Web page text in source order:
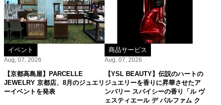
イベント
Aug, 07, 2026
【京都高島屋】PARCELLE
JEWELRY 京都店、8月のジュエリ
ーイベントを発表
商品サービス
Aug, 07, 2026
【YSL BEAUTY】伝説のハートの
ジュエリーを香りに昇華させたア
ンバリー スパイシーの香り「ル ヴ
ェスティエール デ パルファム ク